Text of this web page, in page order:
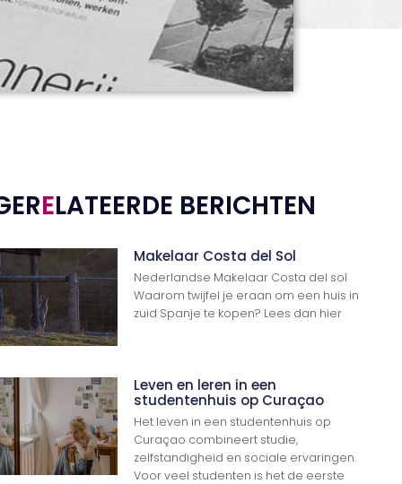
ELATEERDE BERICHTEN
Makelaar Costa del Sol
Nederlandse Makelaar Costa del sol
Waarom twijfel je eraan om een huis in
zuid Spanje te kopen? Lees dan hier
Leven en leren in een
studentenhuis op Curaçao
Het leven in een studentenhuis op
Curaçao combineert studie,
zelfstandigheid en sociale ervaringen.
Voor veel studenten is het de eerste